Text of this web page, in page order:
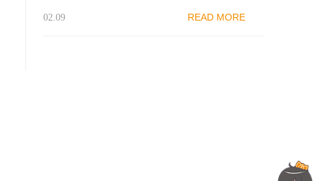
点专项2022年度项目申报指南（征求意见稿）
02.09 READ MORE